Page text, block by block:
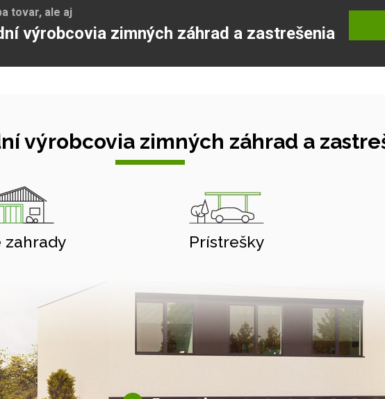
tovar, ale aj
výrobcovia zimných záhrad a zastrešenia
výrobcovia zimných záhrad a
zahrady Prístrešky
Hliníkové pergoly